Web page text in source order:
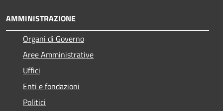
AMMINISTRAZIONE
Organi di Governo
Aree Amministrative
Uffici
Enti e fondazioni
Politici